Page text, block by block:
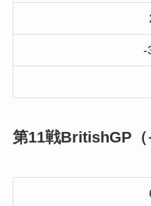
-
第11戦BritishGP（